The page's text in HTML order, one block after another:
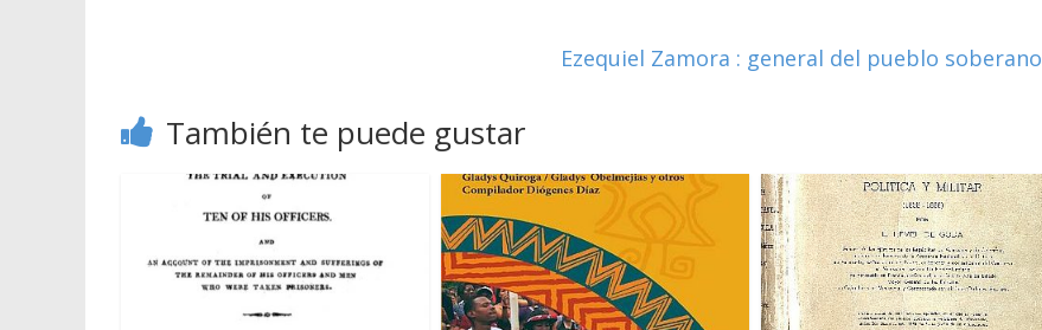
Ezequiel Zamora : general del pueblo soberano
También te puede gustar